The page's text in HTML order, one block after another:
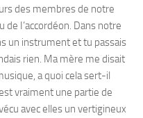
des membres de notre
I’accordéon. Dans notre
un instrument et tu passais
rien. Ma mère me disait
a quoi cela sert-il
vraiment une partie de
avec elles un vertigineux